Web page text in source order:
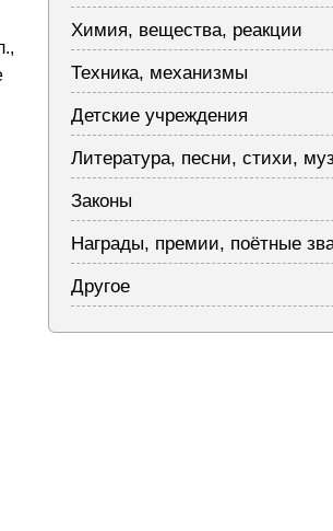
Химия, вещества, реакции
Техника, механизмы
Детские учреждения
Литература, песни, стихи,
Законы
Награды, премии, поётные
Другое